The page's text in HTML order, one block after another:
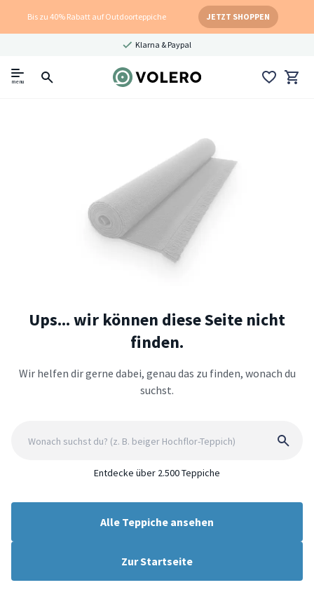
Bis zu 40% Rabatt auf Outdoorteppiche JETZT SHOPPEN
Klarna & Paypal
menu
Ups... wir können diese Seite nicht
finden.
Wir helfen dir gerne dabei, genau das zu finden, wonach du
suchst.
Entdecke über 2.500 Teppiche
Alle Teppiche ansehen
Zur Startseite